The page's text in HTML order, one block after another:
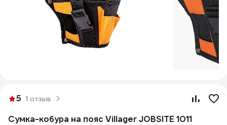
5 1 отзыв
Сумка-кобура на пояс Villager JOBSITE 1011